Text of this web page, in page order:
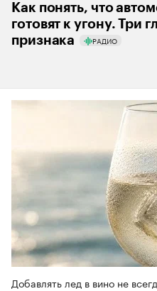
Как понять, что
готовят к угону. Три
признака
РАДИО
Добавлять лед в вино не